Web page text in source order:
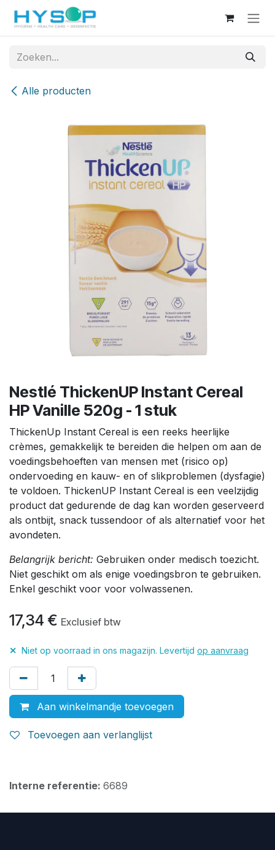
Overslaan naar inhoud
Alle producten
Nestlé ThickenUP Instant Cereal
HP Vanille 520g - 1 stuk
ThickenUp Instant Cereal is een reeks heerlijke
crèmes, gemakkelijk te bereiden die helpen om aan de
voedingsbehoeften van mensen met (risico op)
ondervoeding en kauw- en of slikproblemen (dysfagie)
te voldoen. ThickenUP Instant Cereal is een veelzijdig
product dat gedurende de dag kan worden geserveerd
als ontbijt, snack tussendoor of als alternatief voor het
avondeten.
Belangrijk bericht: Gebruiken onder medisch toezicht.
Niet geschikt om als enige voedingsbron te gebruiken.
Enkel geschikt voor voor volwassenen.
17,34 € Exclusief btw
✕ Niet op voorraad in ons magazijn. Levertijd op aanvraag
Aan winkelmandje toevoegen
Toevoegen aan verlanglijst
Interne referentie: 6689